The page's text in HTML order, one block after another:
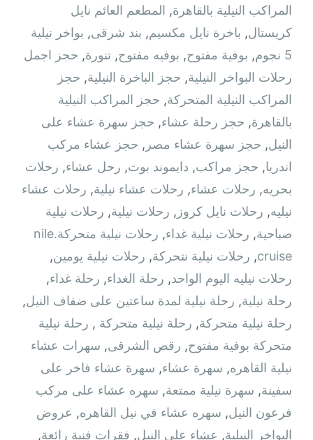
المراكب النيلية بالقاهرة, المطعم العائم نايل
كريستال, باخرة نايل مكسيم, بند شرقى, بواخر نيلية
5 نجوم
, بوفية مفتوح, بوفيه مفتوح, تنورة, حجز اجمل
رحلات البواخر النيلية, حجز الباخرة النيلية, حجز
المراكب النيلية المتحركة, حجز المراكب النيلية
بالقاهرة, حجز رحلة عشاء, حجز سهرة عشاء على
النيل, حجز سهرة عشاء مصر , حجز عشاء مركب
اندريا, حجز مراكب, دايموند بوت, رحل عشاء, رحلات
بحريه, رحلات عشاء, رحلات عشاء نيلية, رحلات عشاء
نيليه, رحلات نايل كروز , رحلات نيلية, رحلات نيلية
صباحية, رحلات نيلية غداء,
رحلات نيلية متحركة.nile
cruise
, رحلات نيلية نتحركة, رحلات نيلية يومين,
رحلات نيليه اليوم الواحد, رحلة الغداء, رحلة غداء,
رحلة نيلية, رحلة نيلية لمدة ساعتين على ضفاف النيل,
رحلة نيلية متحركة, رحلة نيلية متحركة ‫ , رحلة نيلية
متحركة بوفية مفتوح, رقص الشرقى, سهرات عشاء
نيلية القاهره, سهرة عشاء, سهرة عشاء فاخر على
سفينة, سهرة نيلية ممتعة, سهره عشاء على مركب
فرعون النيل, سهره عشاء في نيل القاهره‏, عروض
البواخر النيلية, عشاء على النيل, فقرات فنية رائعة,